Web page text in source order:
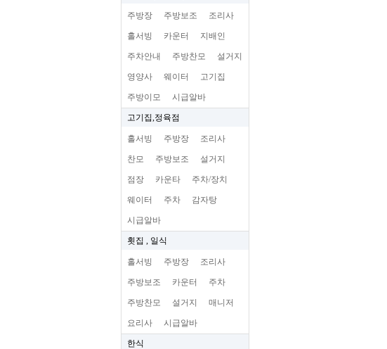
주방장 주방보조 조리사
홀서빙 카운터 지배인
주차안내 주방찬모 설거지
영양사 웨이터 고기집
주방이모 시급알바
고기집,정육점
홀서빙 주방장 조리사
찬모 주방보조 설거지
점장 카운타 주차/장치
웨이터 주차 감자탕
시급알바
횟집 , 일식
홀서빙 주방장 조리사
주방보조 카운터 주차
주방찬모 설거지 매니저
요리사 시급알바
한식